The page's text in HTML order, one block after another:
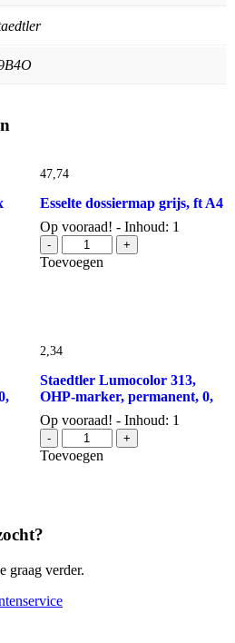
47, 74
Esselte dossiermap grijs, ft A4
Op vooraad! - Inhoud: 1
-
Esselte
dossiermap
grijs,
+
Toevoegen
2,34
Staedtler Lumocolor 313,
OHP-marker, permanent, 0,
Op vooraad! - Inhoud: 1
-
Staedtler
Lumocolor
313,
+
Toevoegen
graag verder.